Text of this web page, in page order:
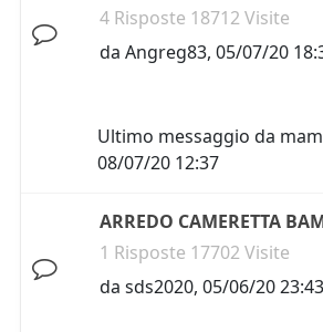
4 Risposte 18712 Visite
da Angreg83, 05/07/20
Ultimo messaggio da
08/07/20 12:37
ARREDO CAMERETTA
1 Risposte 17702 Visite
da sds2020, 05/06/20 23:43